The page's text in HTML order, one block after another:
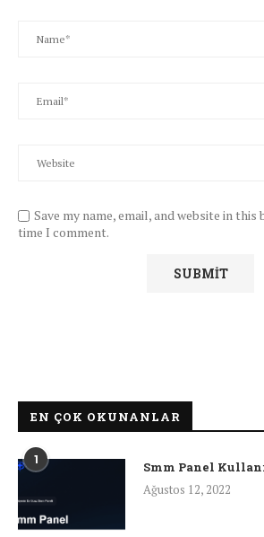
Save my name, email, and website in
time I comment.
EN ÇOK OKUNANLAR
1
Smm Panel
Ağustos 12, 2022